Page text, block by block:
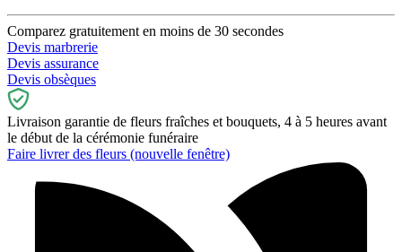
Comparez gratuitement en moins de 30 secondes
Devis marbrerie
Devis assurance
Devis obsèques
Livraison garantie de fleurs fraîches et bouquets, 4 à 5 heures avant
le début de la cérémonie funéraire
Faire livrer des fleurs (nouvelle fenêtre)